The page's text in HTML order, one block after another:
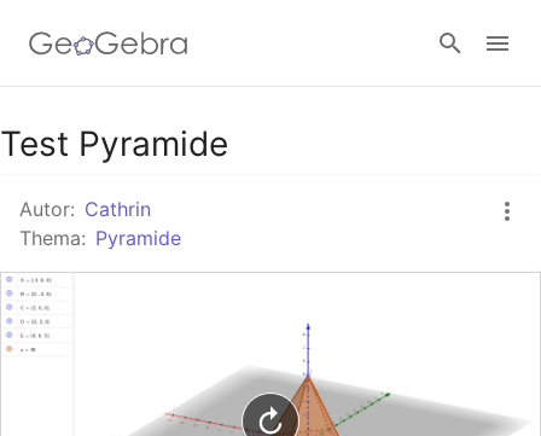
Google Classroom
GeoGebra Classroom
Test Pyramide
Autor: Cathrin
Thema: Pyramide